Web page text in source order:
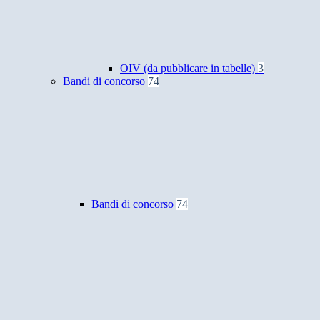
OIV (da pubblicare in tabelle) 3
Bandi di concorso 74
Bandi di concorso 74